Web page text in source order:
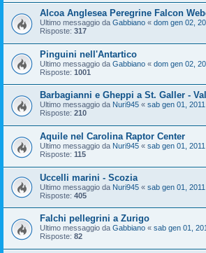
Alcoa Anglesea Peregrine Falcon
Ultimo messaggio da Gabbiano « dom gen 02,
Risposte: 317
Pinguini nell'Antartico
Ultimo messaggio da Gabbiano « dom gen 02,
Risposte: 1001
Barbagianni e Gheppi a St. Galler -
Ultimo messaggio da Nuri945 « sab gen 01,
Risposte: 210
Aquile nel Carolina Raptor Center
Ultimo messaggio da Nuri945 « sab gen 01,
Risposte: 115
Uccelli marini - Scozia
Ultimo messaggio da Nuri945 « sab gen 01,
Risposte: 405
Falchi pellegrini a Zurigo
Ultimo messaggio da Gabbiano « sab gen 01,
Risposte: 82